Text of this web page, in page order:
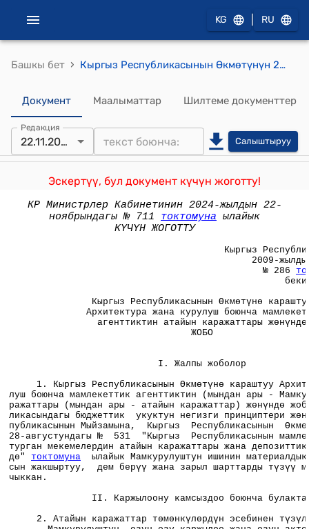
KG RU
Башкы бет › Кыргыз Республикасынын Өкмөтүнүн 2009-жылдын 8-майындагы № 286 токтому менен бекитилген Кыргыз Республикасынын Өкмөтүнө караштуу Архитектура жана курулуш боюнча мамлекеттик агенттиктин атайын каражаттары жөнүндө"жобосу
Документ Маалыматтар Шилтеме документтер
Редакция
22.11.2024 Салыштыруу
Эскертүү, бул документ күчүн жоготту!